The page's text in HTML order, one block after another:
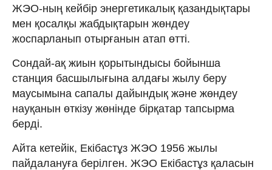
ЖЭО-ның кейбір энергетикалық қазандықтары
мен қосалқы жабдықтарын жөндеу
жоспарланып отырғанын атап өтті.
Сондай-ақ жиын қорытындысы бойынша
станция басшылығына алдағы жылу беру
маусымына сапалы дайындық және жөндеу
науқанын өткізу жөнінде бірқатар тапсырма
берді.
Айта кетейік, Екібастұз ЖЭО 1956 жылы
пайдалануға берілген. ЖЭО Екібастұз қаласын